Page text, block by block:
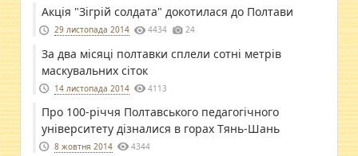
Акція "Зігрій солдата" докотилася до Полтави
29 листопада 2014 4434 24
За два місяці полтавки сплели сотні метрів
маскувальних сіток
14 листопада 2014 4113
Про 100-річчя Полтавського педагогічного
університету дізналися в горах Тянь-Шань
8 жовтня 2014 4344